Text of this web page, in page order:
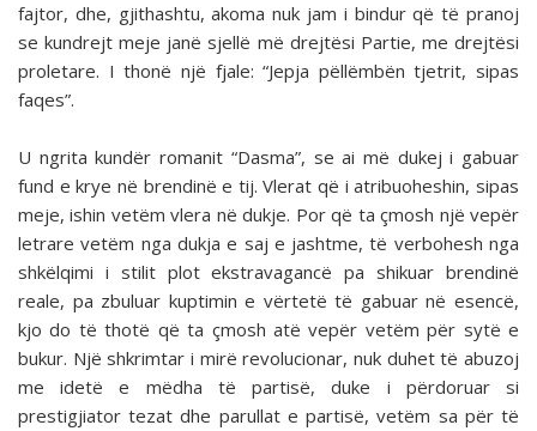
fajtor, dhe, gjithashtu, akoma nuk jam i bindur që të pranoj
se kundrejt meje janë sjellë më drejtësi Partie, me drejtësi
proletare. I thonë një fjale: “Jepja pëllëmbën tjetrit, sipas
faqes”.
U ngrita kundër romanit “Dasma”, se ai më dukej i gabuar
fund e krye në brendinë e tij. Vlerat që i atribuoheshin, sipas
meje, ishin vetëm vlera në dukje. Por që ta çmosh një vepër
letrare vetëm nga dukja e saj e jashtme, të verbohesh nga
shkëlqimi i stilit plot ekstravagancë pa shikuar brendinë
reale, pa zbuluar kuptimin e vërtetë të gabuar në esencë,
kjo do të thotë që ta çmosh atë vepër vetëm për sytë e
bukur. Një shkrimtar i mirë revolucionar, nuk duhet të abuzoj
me idetë e mëdha të partisë, duke i përdoruar si
prestigjiator tezat dhe parullat e partisë, vetëm sa për të